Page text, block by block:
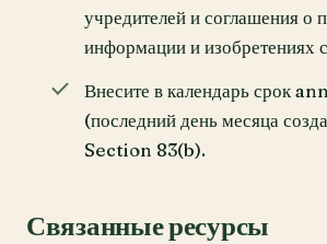
учредителей и соглашения о
информации и изобретениях
Внесите в календарь срок
(последний день месяца
Section 83(b).
Связанные ресурсы